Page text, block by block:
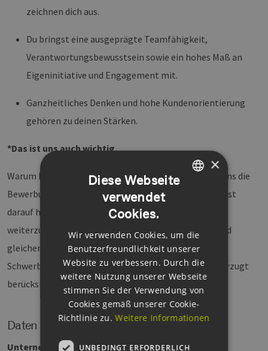
zeichnen dich aus.
Du bringst eine ausgeprägte Teamfähigkeit,
Verantwortungsbewusstsein sowie ein hohes Maß an
Eigeninitiative und Engagement mit.
Ganzheitliches Denken und hohe Kundenorientierung
gehören zu deinen Stärken.
*Das ist uns auch wichtig
Warum bei uns ein (a) im Stellentitel steht? Weil bei uns die
Bewerbungen aller Menschen willkommen sind, die Lust
darauf haben, uns mit ihren vielfältigen Talenten
weiterzubringen. Bewerbungen aller Geschlechter sind
gleichermaßen erwünscht. Die Bewerbungen von
Schwerbehinderten werden bei gleicher Eignung bevorzugt
berücksichtigt.
Daten
Unternehmen Hamburger Energienetze GmbH
GERMAN
×
Diese Webseite
verwendet
Cookies.
Wir verwenden Cookies, um die
Benutzerfreundlichkeit unserer
Website zu verbessern. Durch die
weitere Nutzung unserer Webseite
stimmen Sie der Verwendung von
Cookies gemäß unserer Cookie-
Richtlinie zu. Weitere Informationen
UNBEDINGT ERFORDERLICH